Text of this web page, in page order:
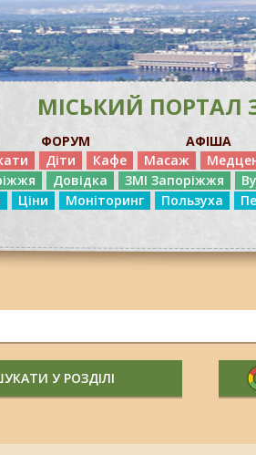
МІСЬКИЙ ПОРТАЛ
ФОРУМ АФІША
Діти Кафе Масаж
Довідка ЗМІ Запоріжжя
Ціни Моніторинг Пользуха
У РОЗДІЛІ